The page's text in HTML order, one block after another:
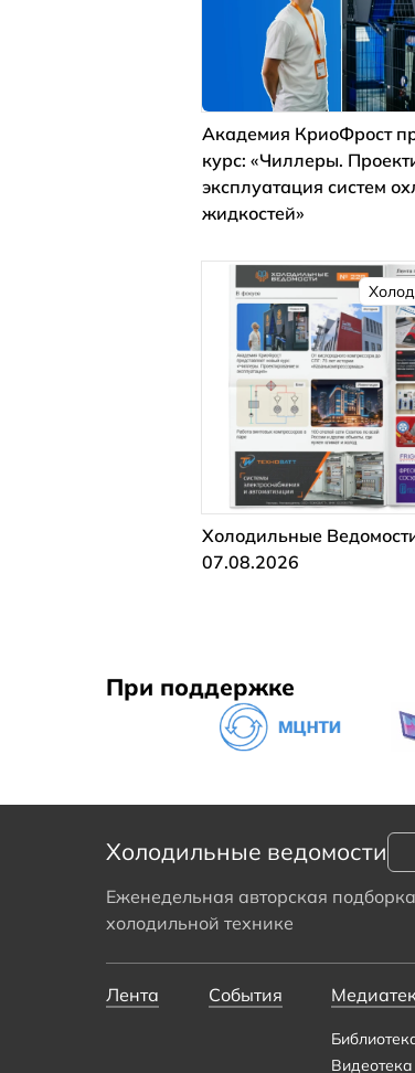
Академия КриоФрост
курс: «Чиллеры.
эксплуатация систем
жидкостей»
Холодильные
07.08.2026
При поддержке
Холодильные ведомости
Еженедельная авторская
холодильной технике
Лента События
Видеотека